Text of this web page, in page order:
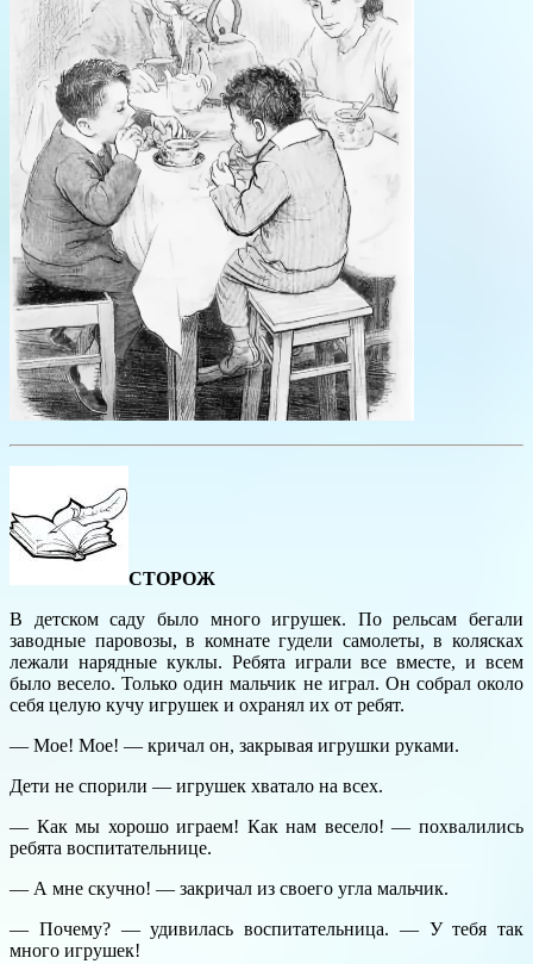
СТОРОЖ
В детском саду было много игрушек. По рельсам бегали
заводные паровозы, в комнате гудели самолеты, в колясках
лежали нарядные куклы. Ребята играли все вместе, и всем
было весело. Только один мальчик не играл. Он собрал около
себя целую кучу игрушек и охранял их от ребят.
— Мое! Мое! — кричал он, закрывая игрушки руками.
Дети не спорили — игрушек хватало на всех.
— Как мы хорошо играем! Как нам весело! — похвалились
ребята воспитательнице.
— А мне скучно! — закричал из своего угла мальчик.
— Почему? — удивилась воспитательница. — У тебя так
много игрушек!